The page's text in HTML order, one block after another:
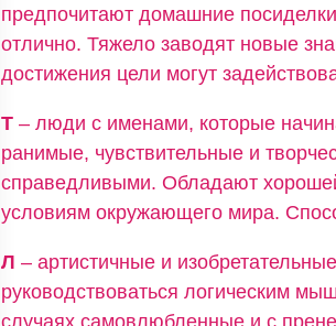
предпочитают домашние
отлично. Тяжело заводят новые
достижения цели могут
Т – люди с именами, которые
ранимые, чувствительные и
справедливыми. Обладают
условиям окружающего мира.
Л – артистичные и
руководствоваться логическим